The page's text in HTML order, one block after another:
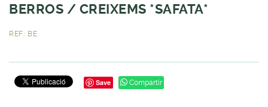
BERROS / CREIXEMS *SAFATA*
REF.: BE
Save Compartir